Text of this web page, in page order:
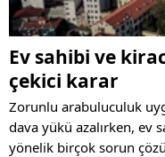
Ev sahibi ve
çekici karar
Zorunlu arabuluculuk
dava yükü azalırken, ev
yönelik birçok sorun